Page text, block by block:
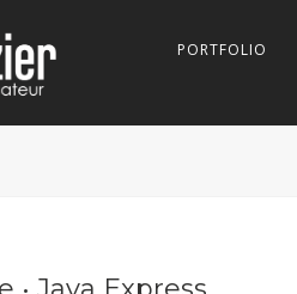
PORTFOLIO